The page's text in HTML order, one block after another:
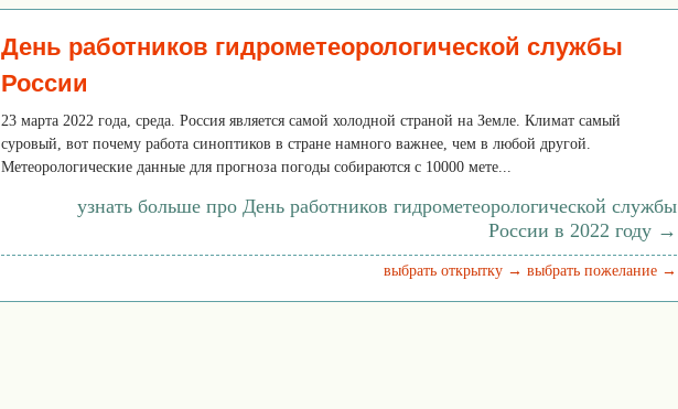
День работников гидрометеорологической службы
России
23 марта 2022 года, среда. Россия является самой холодной страной на Земле. Климат самый
суровый, вот почему работа синоптиков в стране намного важнее, чем в любой другой.
Метеорологические данные для прогноза погоды собираются с 10000 мете...
узнать больше про День работников гидрометеорологической службы
России в 2022 году →
выбрать открытку → выбрать пожелание →